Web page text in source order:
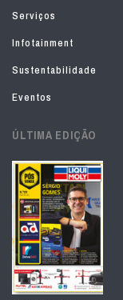
Serviços
Infotainment
Sustentabilidade
Eventos
ÚLTIMA EDIÇÃO